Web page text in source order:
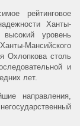
рейтинговое
Ханты-
уровень
Мансийского
Охлопкова столь
и
лет.
направления,